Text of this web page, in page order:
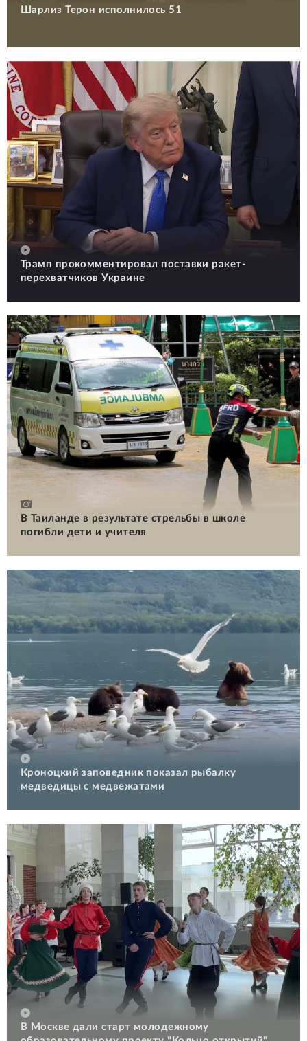
Шарлиз Терон исполнилось 51
Трамп прокомментировал поставки ракет-
перехватчиков Украине
В Таиланде в результате стрельбы в школе
погибли дети и учителя
Кроноцкий заповедник показал рыбалку
медведицы с медвежатами
В Москве дали старт молодежному